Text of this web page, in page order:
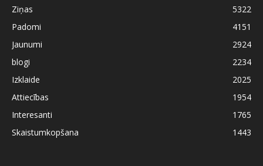
Ziņas
5322
Padomi
4151
Jaunumi
2924
blogi
2234
Izklaide
2025
Attiecības
1954
Interesanti
1765
Skaistumkopšana
1443